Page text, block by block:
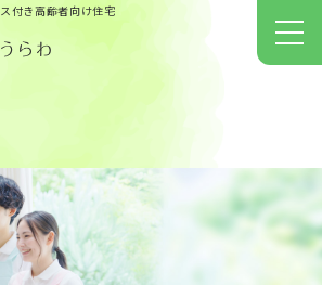
付き高齢者向け住宅